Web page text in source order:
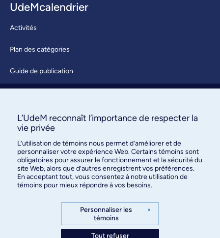
UdeMcalendrier
Activités
Plan des catégories
Guide de publication
À propos / Nous joindre
des relations publiques
3744, rue Jean-Brillant, bureau 490
Montréal (Québec) H3T 1P1
L’UdeM reconnaît l’importance de respecter la
vie privée
L’utilisation de témoins nous permet d’améliorer et de
personnaliser votre expérience Web. Certains témoins sont
obligatoires pour assurer le fonctionnement et la sécurité du
site Web, alors que d’autres enregistrent vos préférences.
En acceptant tout, vous consentez à notre utilisation de
témoins pour mieux répondre à vos besoins.
Personnaliser les
témoins
>
Tout refuser